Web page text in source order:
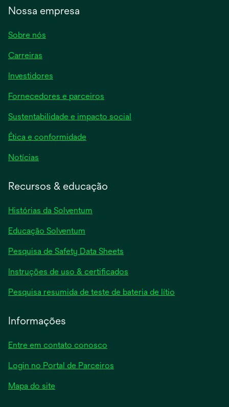
Nossa empresa
Sobre nós
Carreiras
Investidores
Fornecedores e parceiros
Sustentabilidade e impacto social
Ética e conformidade
Notícias
Recursos & educação
Histórias da Solventum
Educação Solventum
Pesquisa de Safety Data Sheets
uma
nova
Instruções de uso & certificados
uma
Pesquisa resumida de teste de bateria de lítio
Informações
Entre em contato conosco
Login no Portal de Parceiros
Mapa do site